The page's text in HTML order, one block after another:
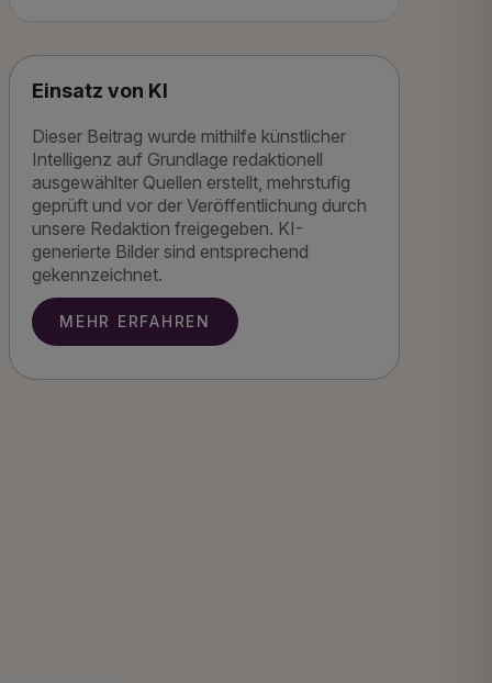
Einsatz von KI
Dieser Beitrag wurde mithilfe künstlicher
Intelligenz auf Grundlage redaktionell
ausgewählter Quellen erstellt, mehrstufig
geprüft und vor der Veröffentlichung durch
unsere Redaktion freigegeben. KI-
generierte Bilder sind entsprechend
gekennzeichnet.
MEHR ERFAHREN